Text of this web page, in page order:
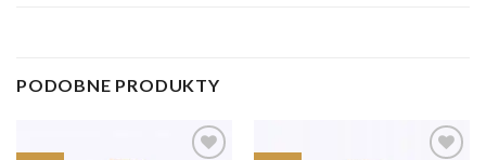
PODOBNE PRODUKTY